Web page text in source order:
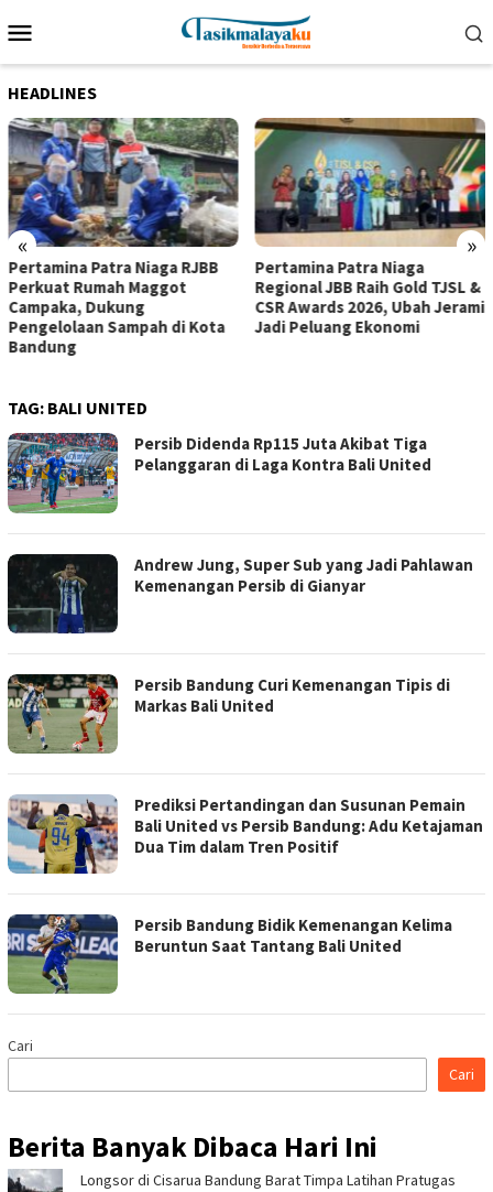
ke
Mobile
HEADLINES
« »
Pertamina Patra Niaga RJBB
Perkuat Rumah Maggot
Campaka, Dukung
Pengelolaan Sampah di Kota
Bandung
Pertamina Patra Niaga
Regional JBB Raih Gold TJSL &
CSR Awards 2026, Ubah Jerami
Jadi Peluang Ekonomi
TAG: BALI UNITED
Persib Didenda Rp115 Juta Akibat Tiga
Pelanggaran di Laga Kontra Bali United
Andrew Jung, Super Sub yang Jadi Pahlawan
Kemenangan Persib di Gianyar
Persib Bandung Curi Kemenangan Tipis di
Markas Bali United
Prediksi Pertandingan dan Susunan Pemain
Bali United vs Persib Bandung: Adu Ketajaman
Dua Tim dalam Tren Positif
Persib Bandung Bidik Kemenangan Kelima
Beruntun Saat Tantang Bali United
Cari
Cari
Berita Banyak Dibaca Hari Ini
Longsor di Cisarua Bandung Barat Timpa Latihan Pra­tugas